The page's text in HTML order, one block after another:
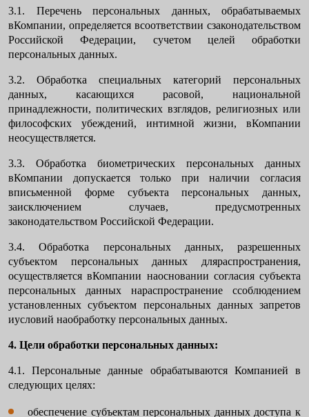
3.1. Перечень персональных данных, обрабатываемых
вКомпании, определяется всоответствии сзаконодательством
Российской Федерации, сучетом целей обработки
персональных данных.
3.2. Обработка специальных категорий персональных
данных, касающихся расовой, национальной
принадлежности, политических взглядов, религиозных или
философских убеждений, интимной жизни, вКомпании
неосуществляется.
3.3. Обработка биометрических персональных данных
вКомпании допускается только при наличии согласия
вписьменной форме субъекта персональных данных,
заисключением случаев, предусмотренных
законодательством Российской Федерации.
3.4. Обработка персональных данных, разрешенных
субъектом персональных данных дляраспространения,
осуществляется вКомпании наосновании согласия субъекта
персональных данных нараспространение ссоблюдением
установленных субъектом персональных данных запретов
иусловий наобработку персональных данных.
4. Цели обработки персональных данных:
4.1. Персональные данные обрабатываются Компанией в
следующих целях:
обеспечение субъектам персональных данных доступа к